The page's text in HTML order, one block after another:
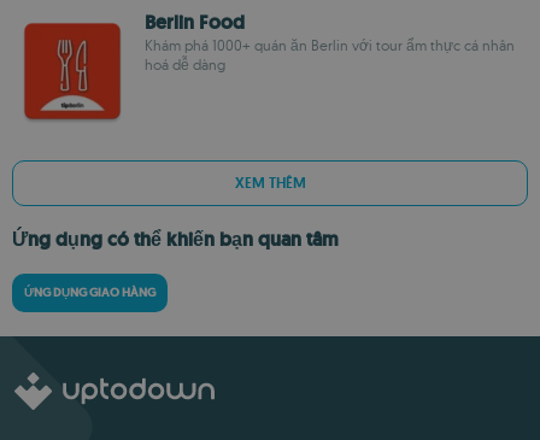
Berlin Food
Khám phá 1000+ quán ăn Berlin với tour ẩm thực cá nhân
hoá dễ dàng
XEM THÊM
Ứng dụng có thể khiến bạn quan tâm
ỨNG DỤNG GIAO HÀNG